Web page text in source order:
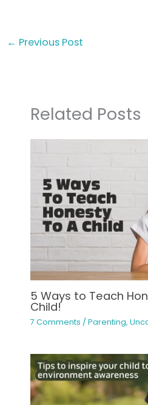
← Previous Post
Related Posts
5 Ways to Teach
Child!
7 Comments / Parenting,